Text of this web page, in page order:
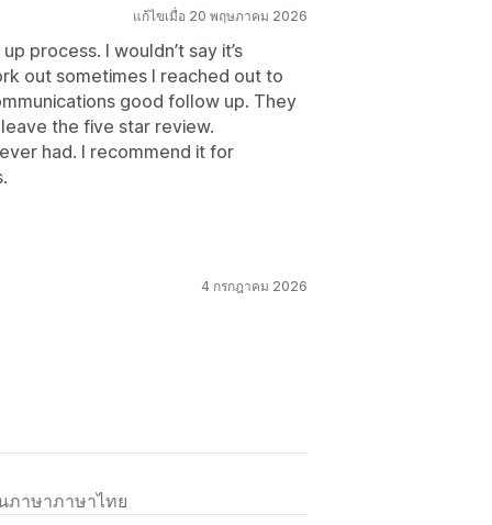
แก้ไขเมื่อ 20 พฤษภาคม 2026
process. I wouldn’t say it’s
out sometimes I reached out to
good follow up. They
the five star review.
had. I recommend it for
4 กรกฎาคม 2026
ภาษาภาษาไทย